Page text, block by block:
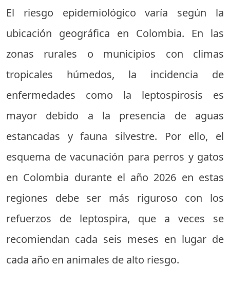
El riesgo epidemiológico varía según la
ubicación geográfica en Colombia. En las
zonas rurales o municipios con climas
tropicales húmedos, la incidencia de
enfermedades como la leptospirosis es
mayor debido a la presencia de aguas
estancadas y fauna silvestre. Por ello, el
esquema de vacunación para perros y gatos
en Colombia durante el año 2026 en estas
regiones debe ser más riguroso con los
refuerzos de leptospira, que a veces se
recomiendan cada seis meses en lugar de
cada año en animales de alto riesgo.